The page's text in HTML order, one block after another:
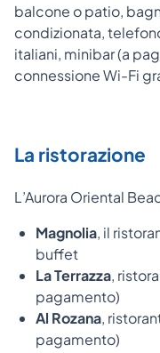
balcone o patio,
condizionata,
italiani, minibar (a
connessione Wi-Fi
La ristorazione
L’Aurora Oriental
Magnolia, il
buffet
La Terrazza,
pagamento)
Al Rozana,
pagamento)